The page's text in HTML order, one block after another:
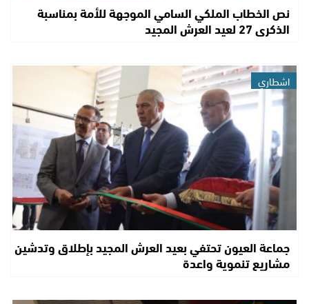
نص الخطاب الملكي السامي الموجهة للأمة بمناسبة
الذكرى 27 لعيد العرش المجيد
اشطاري
جماعة العيون تحتفي بعيد العرش المجيد بإطلاق وتدشين
مشاريع تنموية واعدة